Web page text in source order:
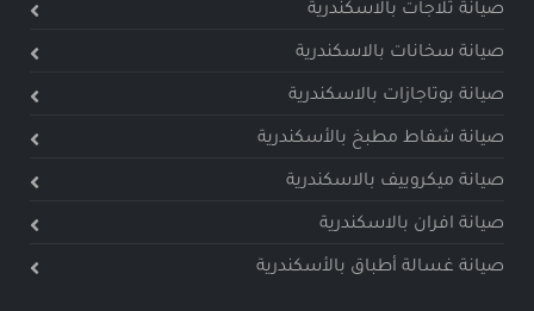
صيانة ثلاجات بالاسكندرية
صيانة سخانات بالاسكندرية
صيانة بوتاجازات بالاسكندرية
صيانة شفاط مطبخ بالأسكندرية
صيانة ميكروييف بالاسكندرية
صيانة افران بالاسكندرية
صيانة غسالة أطباق بالأسكندرية